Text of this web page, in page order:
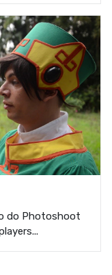
do Photoshoot